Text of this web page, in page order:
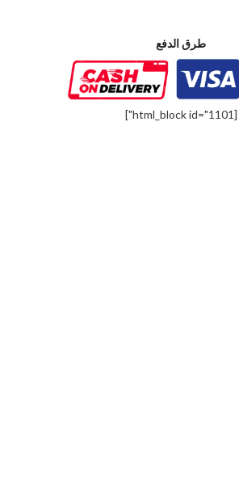
طرق الدفع
[html_block id="1101"]